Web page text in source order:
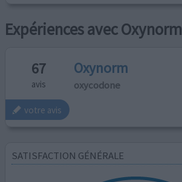
Expériences avec Oxynorm
67
avis
Oxynorm
oxycodone
votre avis
SATISFACTION GÉNÉRALE